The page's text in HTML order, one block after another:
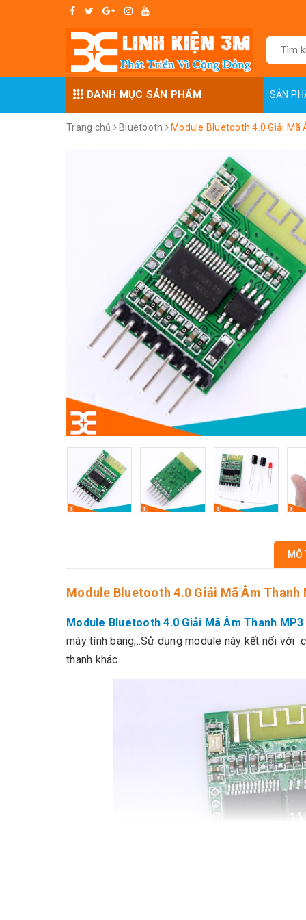
DANH MỤC SẢN PHẨM SẢN
Trang chủ Bluetooth Module Bluetooth 4.0 Giải Mã
MÔ
Module Bluetooth 4.0 Giải Mã Âm Thanh
Module Bluetooth 4.0 Giải Mã Âm Thanh MP3
máy tính báng,..Sử dụng module này kết nối
thanh khác.